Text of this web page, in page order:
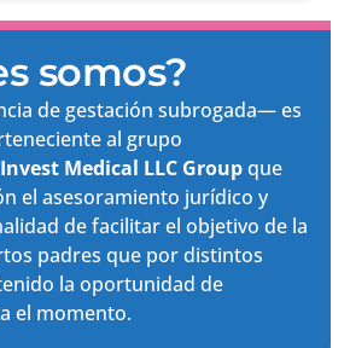
somos?
de gestación subrogada— es
al grupo
Invest Medical LLC Groupque
el asesoramiento jurídico y
de facilitar el objetivo de la
padres que por distintos
la oportunidad de
el momento.